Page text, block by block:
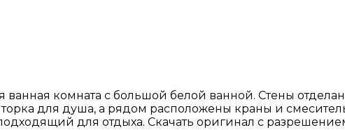
ванная комната с большой белой ванной. Стены
для душа, а рядом расположены краны и
для отдыха. Скачать оригинал с